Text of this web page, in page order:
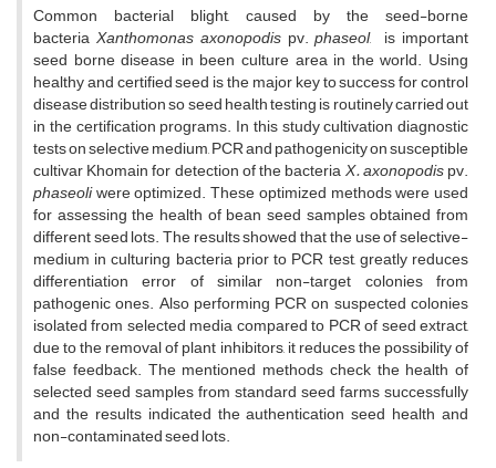
Common bacterial blight, caused by the seed-borne
bacteria Xanthomonas axonopodispv.phaseol, is important
seed borne disease in been culture area in the world. Using
healthy and certified seed is the major key to success for control
disease distribution so seed health testing is routinely carried out
in the certification programs. In this study cultivation diagnostic
tests on selective medium, PCR and pathogenicity on susceptible
cultivar Khomain for detection of the bacteriaX. axonopodispv.
phaseoliwere optimized. These optimized methods were used
for assessing the health of bean seed samples obtained from
different seed lots. The results showed that the use of selective-
medium in culturing bacteria prior to PCR test, greatly reduces
differentiation error of similar non-target colonies from
pathogenic ones. Also performing PCR on suspected colonies
isolated from selected media compared to PCR of seed extract,
due to the removal of plant inhibitors, it reduces the possibility of
false feedback. The mentioned methods check the health of
selected seed samples from standard seed farms successfully
and the results indicated the authentication seed health and
non-contaminated seed lots.